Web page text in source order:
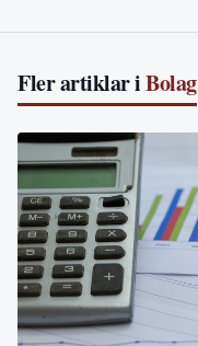
Fler artiklar iBolag